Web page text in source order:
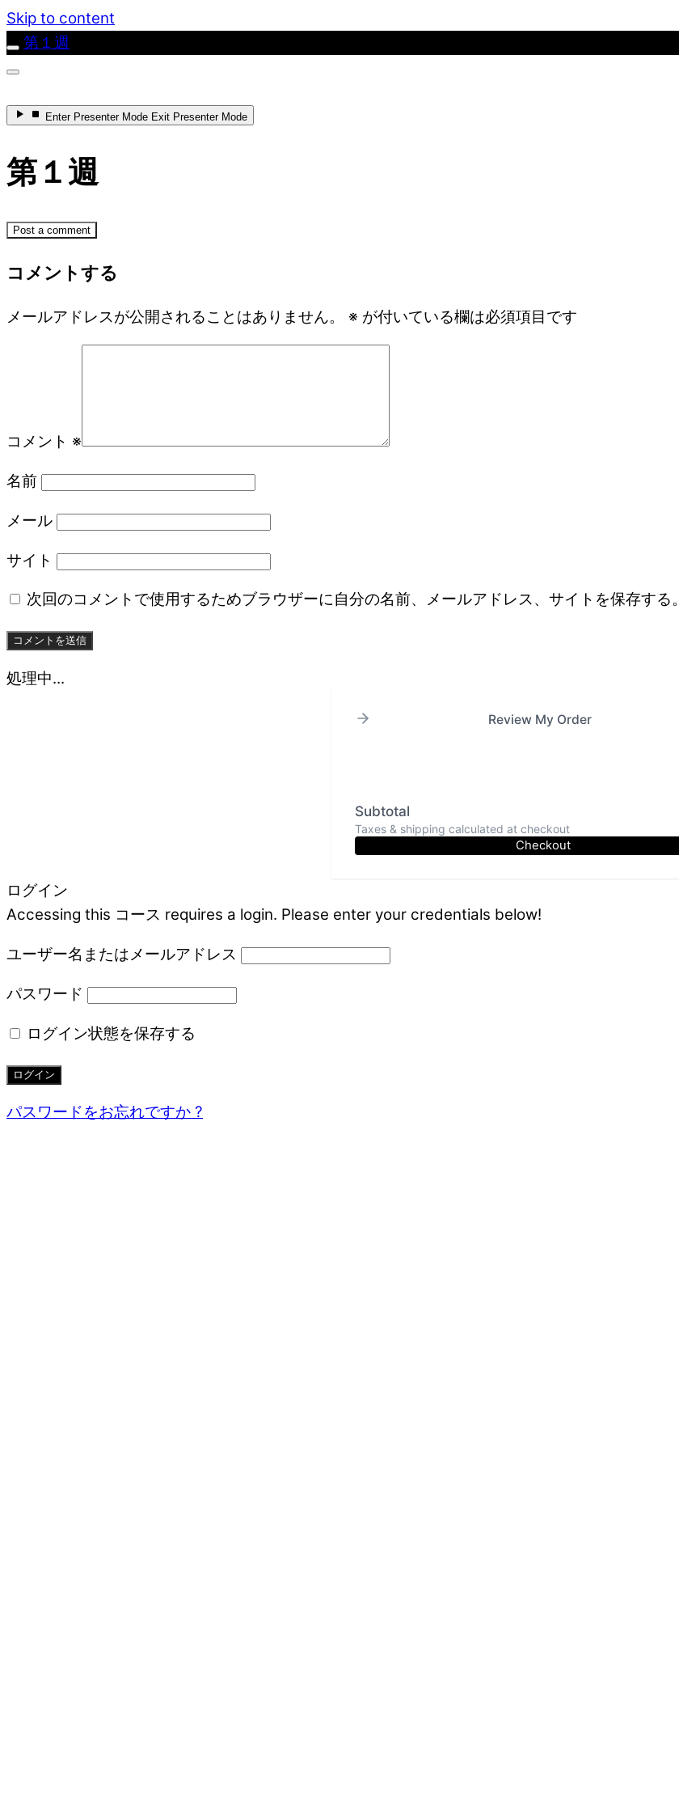
Skip to content
第１週
Enter Presenter Mode Exit Presenter Mode
第１週
Post a comment
コメントする
メールアドレスが公開されることはありません。 ※ が付いている欄は必須項目です
コメント ※
名前
メール
サイト
次回のコメントで使用するためブラウザーに自分の名前、メールアドレス、サイトを保存する。
処理中...
Review My Order
Subtotal
Taxes & shipping calculated at checkout
Checkout
ログイン
Accessing this コース requires a login. Please enter your credentials below!
ユーザー名またはメールアドレス
パスワード
ログイン状態を保存する
パスワードをお忘れですか ?